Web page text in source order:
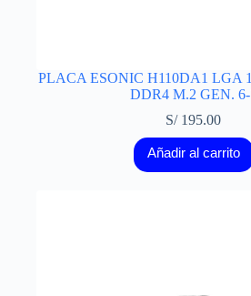
PLACA ESONIC H110DA1 LGA
DDR4 M.2 GEN.
S/195.00
Añadir al carrito